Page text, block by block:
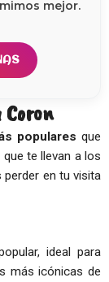
mejor.
populares que
te llevan a los
en tu visita
ideal para
más icónicas de